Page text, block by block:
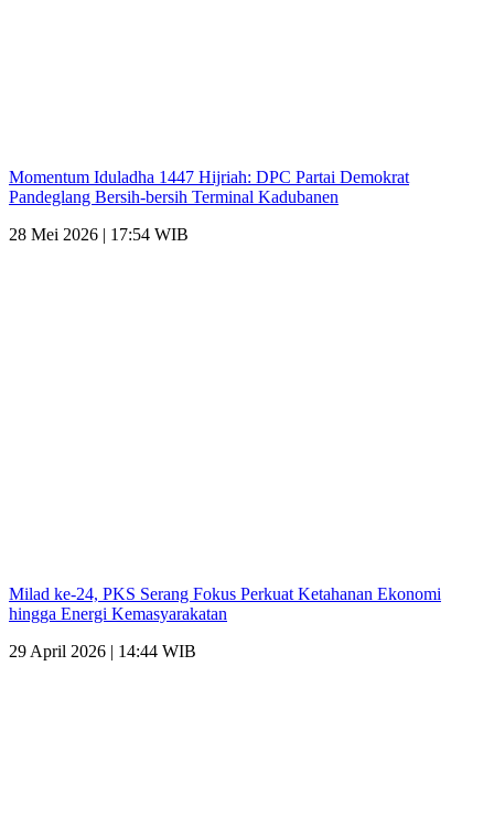
Momentum Iduladha 1447 Hijriah: DPC Partai Demokrat
Pandeglang Bersih-bersih Terminal Kadubanen
28 Mei 2026 | 17:54 WIB
Milad ke-24, PKS Serang Fokus Perkuat Ketahanan Ekonomi
hingga Energi Kemasyarakatan
29 April 2026 | 14:44 WIB